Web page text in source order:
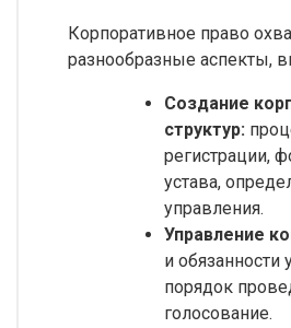
Корпоративное право
разнообразные аспекты,
Создание
структур:
регистрации,
устава,
управления.
Управление
и обязанности
порядок
голосование.